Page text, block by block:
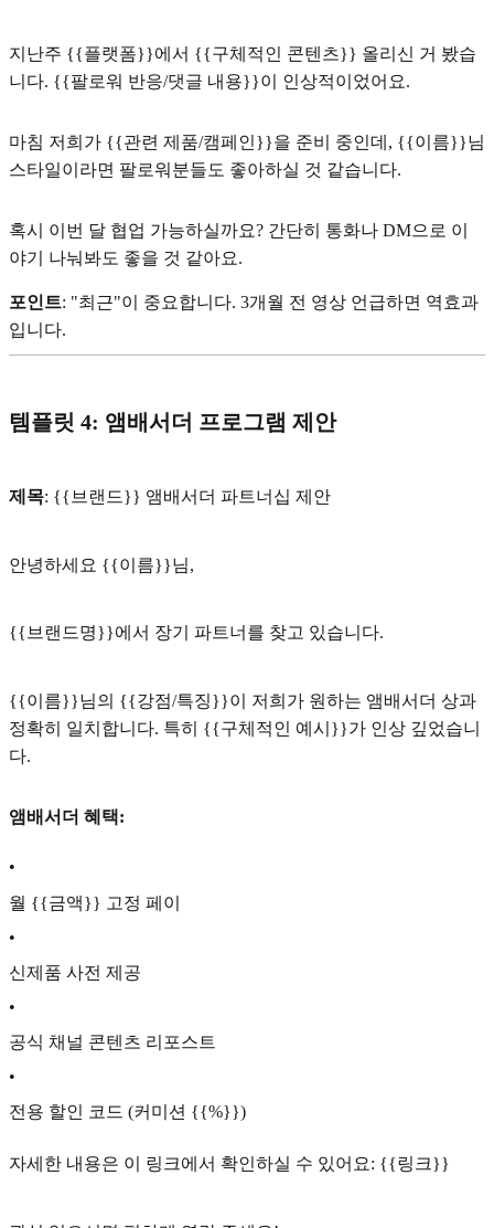
지난주 {{플랫폼}}에서 {{구체적인 콘텐츠}} 올리신 거 봤습
니다. {{팔로워 반응/댓글 내용}}이 인상적이었어요.
마침 저희가 {{관련 제품/캠페인}}을 준비 중인데, {{이름}}님
스타일이라면 팔로워분들도 좋아하실 것 같습니다.
혹시 이번 달 협업 가능하실까요? 간단히 통화나 DM으로 이
야기 나눠봐도 좋을 것 같아요.
포인트: "최근"이 중요합니다. 3개월 전 영상 언급하면 역효과
입니다.
템플릿 4: 앰배서더 프로그램 제안
제목: {{브랜드}} 앰배서더 파트너십 제안
안녕하세요 {{이름}}님,
{{브랜드명}}에서 장기 파트너를 찾고 있습니다.
{{이름}}님의 {{강점/특징}}이 저희가 원하는 앰배서더 상과
정확히 일치합니다. 특히 {{구체적인 예시}}가 인상 깊었습니
다.
앰배서더 혜택:
•
월 {{금액}} 고정 페이
•
신제품 사전 제공
•
공식 채널 콘텐츠 리포스트
•
전용 할인 코드 (커미션 {{%}})
자세한 내용은 이 링크에서 확인하실 수 있어요: {{링크}}